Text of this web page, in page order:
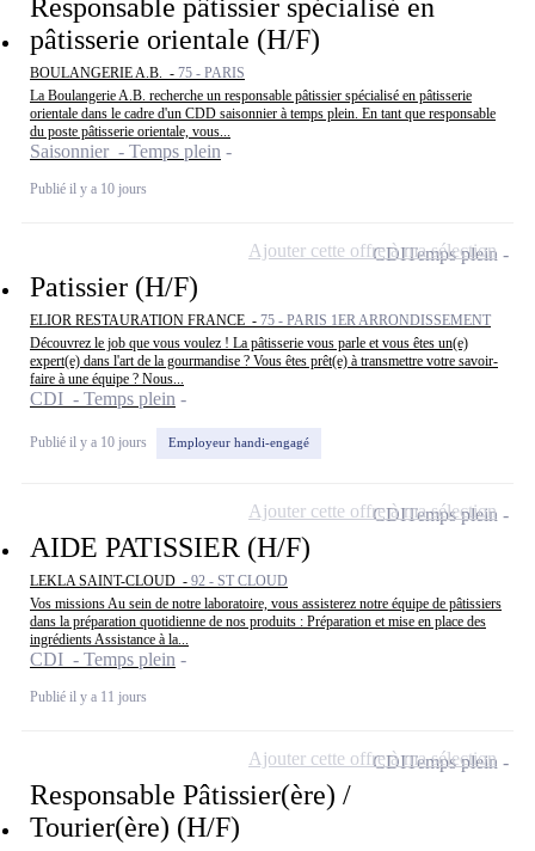
Responsable pâtissier spécialisé en
pâtisserie orientale (H/F)
BOULANGERIE A.B. - 75 - PARIS
La Boulangerie A.B. recherche un responsable pâtissier spécialisé en pâtisserie
orientale dans le cadre d'un CDD saisonnier à temps plein. En tant que responsable
du poste pâtisserie orientale, vous...
Saisonnier - Temps plein
Publié il y a 10 jours
Patissier (H/F)
ELIOR RESTAURATION FRANCE - 75 - PARIS 1ER ARRONDISSEMENT
Découvrez le job que vous voulez ! La pâtisserie vous parle et vous êtes un(e)
expert(e) dans l'art de la gourmandise ? Vous êtes prêt(e) à transmettre votre savoir-
faire à une équipe ? Nous...
CDI - Temps plein
Publié il y a 10 jours Employeur handi-engagé
CDITemps plein
Ajouter cette offre à ma sélection
AIDE PATISSIER (H/F)
LEKLA SAINT-CLOUD - 92 - ST CLOUD
Vos missions Au sein de notre laboratoire, vous assisterez notre équipe de pâtissiers
dans la préparation quotidienne de nos produits : Préparation et mise en place des
ingrédients Assistance à la...
CDI - Temps plein
Publié il y a 11 jours
CDITemps plein
Ajouter cette offre à ma sélection
Responsable Pâtissier(ère) /
Tourier(ère) (H/F)
CDITemps plein
Ajouter cette offre à ma sélection